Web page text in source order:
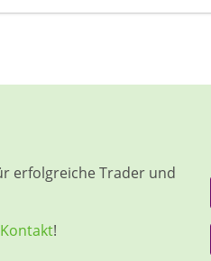
erfolgreiche Trader und
Kontakt!